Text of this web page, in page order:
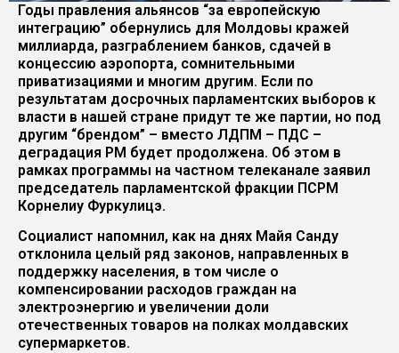
Годы правления альянсов “за европейскую
интеграцию” обернулись для Молдовы кражей
миллиарда, разграблением банков, сдачей в
концессию аэропорта, сомнительными
приватизациями и многим другим. Если по
результатам досрочных парламентских выборов к
власти в нашей стране придут те же партии, но под
другим “брендом” – вместо ЛДПМ – ПДС –
деградация РМ будет продолжена. Об этом в
рамках программы на частном телеканале заявил
председатель парламентской фракции ПСРМ
Корнелиу Фуркулицэ.
Социалист напомнил, как на днях Майя Санду
отклонила целый ряд законов, направленных в
поддержку населения, в том числе о
компенсировании расходов граждан на
электроэнергию и увеличении доли
отечественных товаров на полках молдавских
супермаркетов.